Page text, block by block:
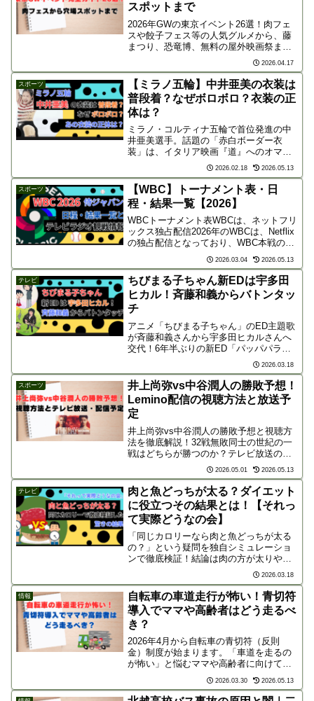
スポットまで
2026年GWの東京イベント26選！肉フェ
スや餃子フェス等の人気グルメから、藤
まつり、恐竜博、無料の屋外映画祭まで
網羅。家族で楽しめる定番スポットから
混雑を避ける穴場、ホテルビュッフェま
で、連休のお出かけ計画に役立つ最新情
報を凝縮してお届けします。
2026.04.17
スポーツ
【ミラノ五輪】中井亜美の衣装は
普段着？なぜボロボロ？衣装の正
体は？
ミラノ・コルティナ五輪で首位発進の中
井亜美選手。話題の「赤白ボーダー衣
装」は、イタリア映画『道』へのオマー
ジュでした。なぜ「ボロボロ」に見える
のか？そこには髙橋大輔さんから受け継
いだ魂と計算された美学が。17歳の快挙
と衣装の秘密を徹底解説！
2026.02.18 2026.05.13
スポーツ
【WBC】トーナメント表・日
程・結果一覧【2026】
WBCトーナメント表WBCは、ネットフリ
ックス独占配信2026年のWBCは、Netflix
の独占配信となっており、WBC本戦の地
上波放送予定はありません。お得に
Netflixで観戦するには‥👈WBC日程・結
果一覧3月5日（木）12:001次...
2026.03.04 2026.05.13
テレビ
ちびまる子ちゃん新EDは宇多田
ヒカル！斉藤和義からバトンタッ
チ
アニメ「ちびまる子ちゃん」のED主題歌
が斉藤和義さんから宇多田ヒカルさんへ
交代！6年半ぶりの新ED「パッパパラダ
イス」に込められた宇多田さんの深い作
品愛や、熱いメッセージなど、3月29日放
送のスペシャルに向けた最新情報をまと
めました。
2026.03.18
スポーツ
井上尚弥vs中谷潤人の勝敗予想！
Lemino配信の視聴方法と放送予
定
井上尚弥vs中谷潤人の勝敗予想と視聴方
法を徹底解説！32戦無敗同士の世紀の一
戦はどちらが勝つのか？テレビ放送の有
無、LeminoでのPPV配信予定やお得な事
前購入方法など、歴史的試合を楽しむた
めの必須情報をまとめました。
2026.05.01 2026.05.13
テレビ
肉と魚どっちが太る？ダイエット
に役立つその結果とは！【それっ
て実際どうなの会】
「同じカロリーなら肉と魚どっちが太る
の？」という疑問を独自シミュレーショ
ンで徹底検証！結論は肉の方が太りやす
い!? ダイエット中の食材選びで重要な
「脂質の違い」や「痩せる魚の成分」を
分かりやすく解説。1ヶ月食べ続けた驚き
の結果も大公開！
2026.03.18
情報
自転車の車道走行が怖い！青切符
導入でママや高齢者はどう走るべ
き？
2026年4月から自転車の青切符（反則
金）制度が始まります。「車道を走るの
が怖い」と悩むママや高齢者に向けて、
歩道を走れる例外ルールや安全な走り方
を分かりやすく解説。無理して車道を走
る前に、自分と家族の命を守る正しい知
2026.03.30 2026.05.13